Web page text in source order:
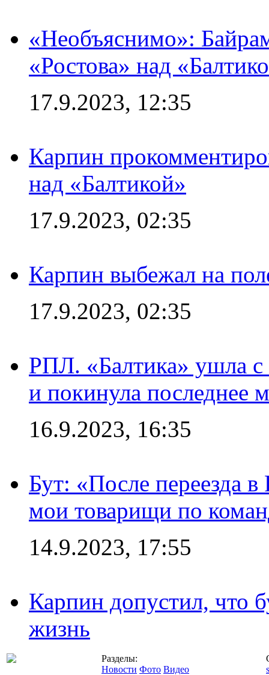
«Необъяснимо»:
«Ростова» над
17.9.2023, 12:35
Карпин
над «Балтикой»
17.9.2023, 02:35
Карпин выбежал на
17.9.2023, 02:35
РПЛ. «Балтика» ушла с
и покинула последнее
16.9.2023, 16:35
Бут: «После переезда
мои товарищи по
14.9.2023, 17:55
Карпин допустил, что
жизнь
Разделы:
Новости Фото Видео